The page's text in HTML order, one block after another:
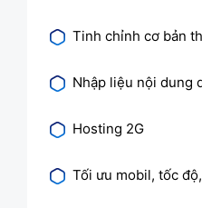
Tinh chỉnh cơ bản
Nhập liệu nội dung
Hosting 2G
Tối ưu mobil, tốc